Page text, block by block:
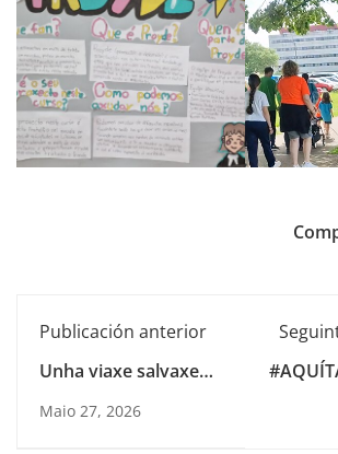
Publicación anterior
Unha viaxe salvaxe
Maio 27, 2026